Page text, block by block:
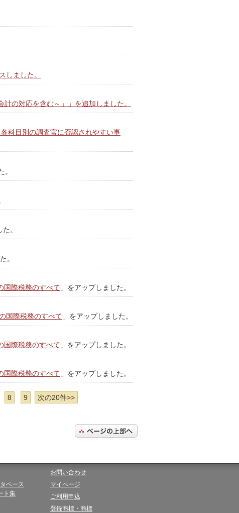
ました。
の対応を含む～」」を追加しました。
科目別の調査官に否認されやすい事
。
。
。
国際税務のすべて 」をアップしました。
国際税務のすべて 」をアップしました。
国際税務のすべて 」をアップしました。
国際税務のすべて 」をアップしました。
8 9 次の20件>>
ベース
ト集
お問い合わせ
マイページ
ご利用申込
登録商標・商標